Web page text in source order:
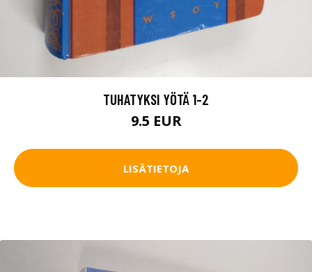
TUHATYKSI YÖTÄ 1-2
9.5 EUR
LISÄTIETOJA